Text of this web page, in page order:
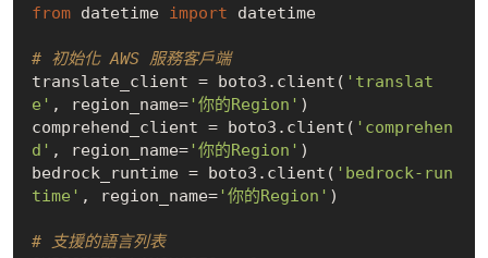
from datetime import datetime
# 初始化 AWS 服務客戶端
translate_client = boto3.client( 'translat
e' , region_name='你的Region' )
comprehend_client = boto3.client( 'comprehen
d' , region_name='你的Region' )
bedrock_runtime = boto3.client( 'bedrock-run
time' , region_name='你的Region' )
# 支援的語言列表